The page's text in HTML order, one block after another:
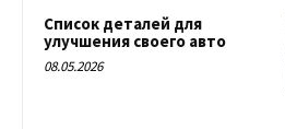
Список деталей для
улучшения своего авто
08.05.2026